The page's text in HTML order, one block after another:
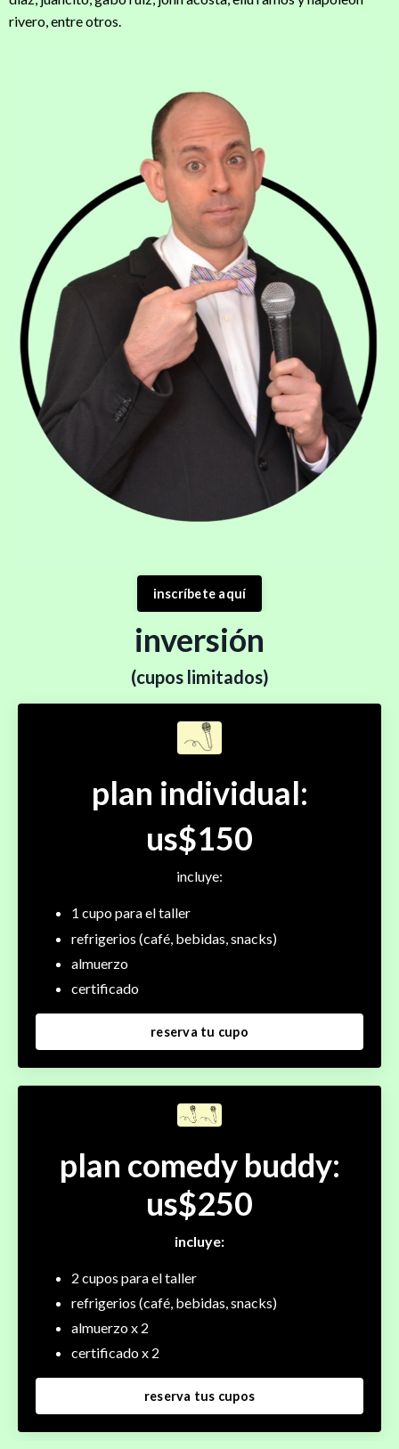
rivero, entre otros.
inscríbete aquí
inversión
(cupos limitados)
plan individual:
us$150
incluye:
1 cupo para el taller
refrigerios (café, bebidas, snacks)
almuerzo
certificado
reserva tu cupo
plan comedy buddy:
us$250
incluye:
2 cupos para el taller
refrigerios (café, bebidas, snacks)
almuerzo x 2
certificado x 2
reserva tus cupos